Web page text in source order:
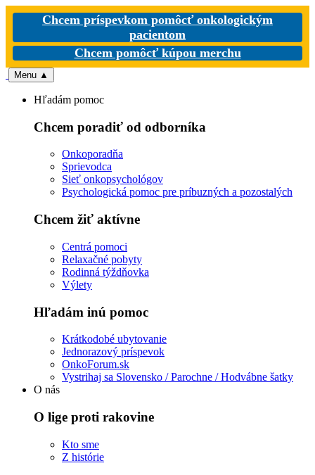
Chcem príspevkom pomôcť onkologickým
pacientom
Chcem pomôcť kúpou merchu
Menu ▲
Hľadám pomoc
Chcem poradiť od odborníka
Onkoporadňa
Sprievodca
Sieť onkopsychológov
Psychologická pomoc pre príbuzných a pozostalých
Chcem žiť aktívne
Centrá pomoci
Relaxačné pobyty
Rodinná týždňovka
Výlety
Hľadám inú pomoc
Krátkodobé ubytovanie
Jednorazový príspevok
OnkoForum.sk
Vystrihaj sa Slovensko / Parochne / Hodvábne šatky
O nás
O lige proti rakovine
Kto sme
Z histórie